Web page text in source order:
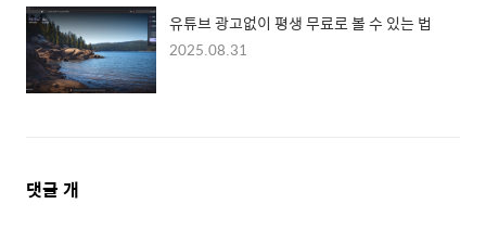
유튜브 광고없이 평생 무료로 볼 수 있는 법
2025.08.31
댓
댓글 개